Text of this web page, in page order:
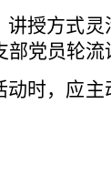
授方式灵
党员轮流
时，应